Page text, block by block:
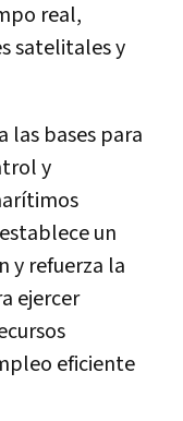
real,
satelitales y
las bases para
y
un
y refuerza la
ejercer
eficiente